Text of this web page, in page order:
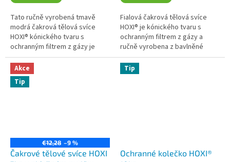
Tato ručně vyrobená tmavě
modrá čakrová tělová svíce
HOXI® kónického tvaru s
ochranným filtrem z gázy je
určena k relaxaci a harmonizaci.
Svíčka je obohacena o směs
esenciálních...
Fialová čakrová tělová svíce
HOXI® je kónického tvaru s
ochranným filtrem z gázy a
ručně vyrobena z bavlněné
tkaniny a včelího vosku. Svíčka
je obohacena o směs
esenciálních...
Akce
Tip
€12,28 –9 %
Čakrové tělové svíce HOXI
Tip
Ochranné kolečko HOXI®